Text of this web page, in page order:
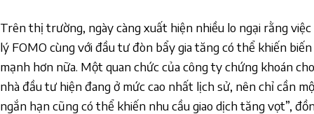
Trên thị trường, ngày càng xuất hiện nhiều lo ngại rằng
lý FOMO cùng với đầu tư đòn bẩy gia tăng có thể khiến
mạnh hơn nữa. Một quan chức của công ty chứng khoán
nhà đầu tư hiện đang ở mức cao nhất lịch sử, nên chỉ cần
ngắn hạn cũng có thể khiến nhu cầu giao dịch tăng vọt”,